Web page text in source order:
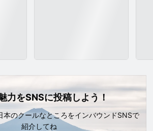
力をSNSに投稿しよう！
本のクールなところをインバウンドSNSで
紹介してね